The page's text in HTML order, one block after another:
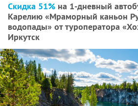
Скидка 51% на 1-дневный
Карелию «Мраморный каньон
водопады» от туроператора
Иркутск